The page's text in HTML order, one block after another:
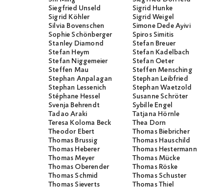
Siegfried Unseld
Sigrid Hunke
Sigrid Köhler
Sigrid Weigel
Silvia Bovenschen
Simone Dede Ayivi
Sophie Schönberger
Spiros Simitis
Stanley Diamond
Stefan Breuer
Stefan Heym
Stefan Kadelbach
Stefan Niggemeier
Stefan Oeter
Steffen Mau
Steffen Mensching
Stephan Anpalagan
Stephan Leibfried
Stephan Lessenich
Stephan Waetzold
Stéphane Hessel
Susanne Schröter
Svenja Behrendt
Sybille Engel
Tadao Araki
Tatjana Hörnle
Teresa Koloma Beck
Thea Dorn
Theodor Ebert
Thomas Biebricher
Thomas Brussig
Thomas Hauschild
Thomas Heberer
Thomas Hestermann
Thomas Meyer
Thomas Mücke
Thomas Oberender
Thomas Röske
Thomas Schmid
Thomas Schuster
Thomas Sieverts
Thomas Thiel